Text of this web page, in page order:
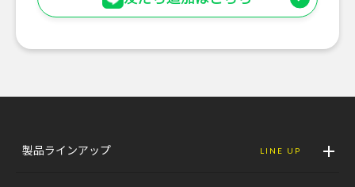
製品ラインアップ LINE UP